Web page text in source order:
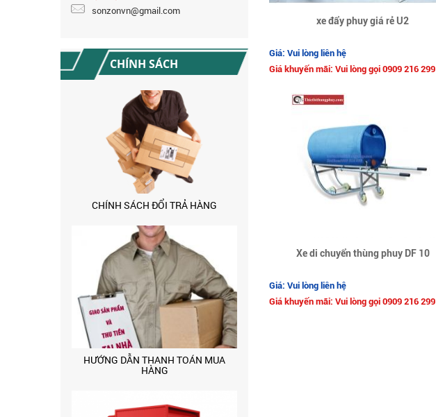
sonzonvn@gmail.com
CHÍNH SÁCH
CHÍNH SÁCH BẢO HÀNH
CHÍNH SÁCH ĐỔI TRẢ HÀNG
HƯỚNG DẪN THANH TOÁN MUA
HÀNG
xe đẩy phuy giá rẻ U2
Giá: Vui lòng liên hệ
Giá khuyến mãi: Vui lòng gọi 0909 216 299
Xe di chuyển thùng phuy DF 10
Giá: Vui lòng liên hệ
Giá khuyến mãi: Vui lòng gọi 0909 216 299